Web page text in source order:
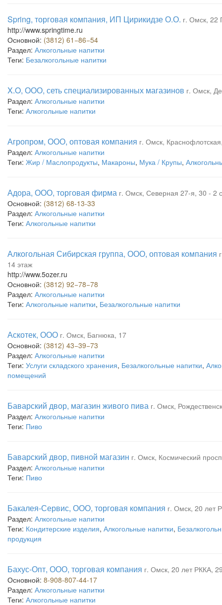
Spring, торговая компания, ИП Цирикидзе О.О. г. Омск, 22
http://www.springtime.ru
Основной: (3812) 61−86−54
Раздел: Алкогольные напитки
Теги: Безалкогольные напитки
X.O, ООО, сеть специализированных магазинов г. Омск,
Раздел: Алкогольные напитки
Теги: Алкогольные напитки
Агропром, ООО, оптовая компания г. Омск,
Раздел: Алкогольные напитки
Теги: Жир / Маслопродукты, Макароны, Мука / Крупы,
Адора, ООО, торговая фирма г. Омск, Северная 27-я, 30 - 2
Основной: (3812) 68-13-33
Раздел: Алкогольные напитки
Теги: Алкогольные напитки
Алкогольная Сибирская группа, ООО, оптовая компания
14 этаж
http://www.5ozer.ru
Основной: (3812) 92−78−78
Раздел: Алкогольные напитки
Теги: Алкогольные напитки, Безалкогольные напитки
Аскотек, ООО г. Омск, Багнюка, 17
Основной: (3812) 43−39−73
Раздел: Алкогольные напитки
Теги: Услуги складского хранения, Безалкогольные напитки,
помещений
Баварский двор, магазин живого пива г. Омск,
Раздел: Алкогольные напитки
Теги: Пиво
Баварский двор, пивной магазин г. Омск, Космический
Раздел: Алкогольные напитки
Теги: Пиво
Бакалея-Сервис, ООО, торговая компания г. Омск, 20 лет
Раздел: Алкогольные напитки
Теги: Кондитерские изделия, Алкогольные напитки,
продукция
Бахус-Опт, ООО, торговая компания г. Омск, 20 лет РККА,
Основной: 8-908-807-44-17
Раздел: Алкогольные напитки
Теги: Алкогольные напитки